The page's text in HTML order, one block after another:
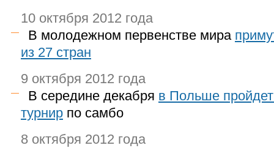
10 октября 2012 года
В молодежном первенстве мира
из 27 стран
9 октября 2012 года
В середине декабря в Польше
турнир по самбо
8 октября 2012 года